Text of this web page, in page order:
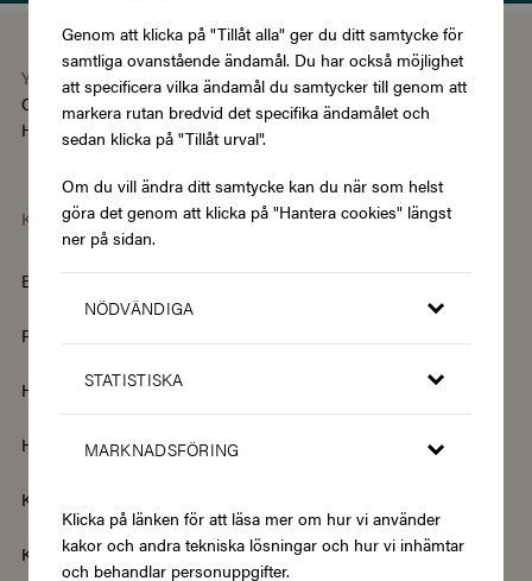
Genom att klicka på "Tillåt alla" ger du ditt samtycke för
samtliga ovanstående ändamål. Du har också möjlighet
att specificera vilka ändamål du samtycker till genom att
markera rutan bredvid det specifika ändamålet och
sedan klicka på "Tillåt urval".
Om du vill ändra ditt samtycke kan du när som helst
göra det genom att klicka på "Hantera cookies" längst
ner på sidan.
NÖDVÄNDIGA
STATISTISKA
MARKNADSFÖRING
Klicka på länken för att läsa mer om hur vi använder
kakor och andra tekniska lösningar och hur vi inhämtar
och behandlar personuppgifter.
You're using the Swedish version of Zupergift
Change language/region
Hantera cookies
Köpvillkor |
Kategorier
Barn & Baby Böcker & Magasin
Fordon & Transport
Hem & Trädgård
Hotell & Resor Hållbarhet & Second Hand
Kläder & Accessoarer
Kurser Mat & Dryck